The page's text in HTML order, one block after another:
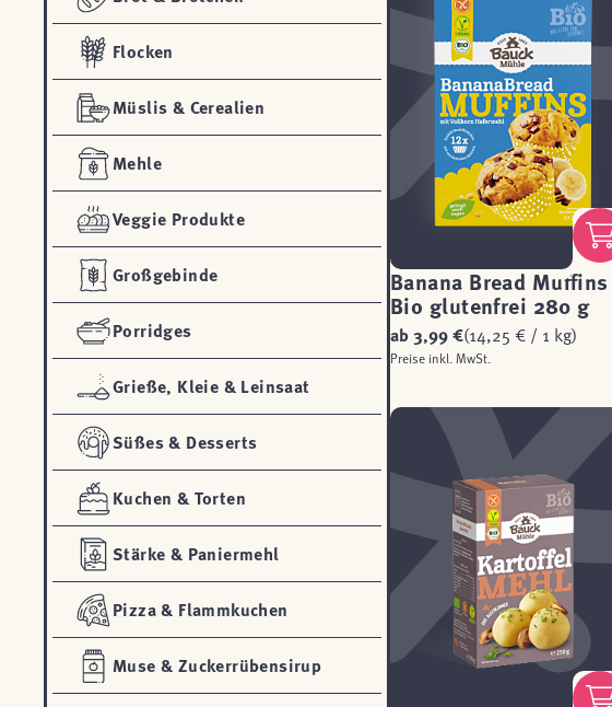
Banana Bread Muffins
Bio glutenfrei 280 g
ab3,99 €(14,25 € / 1 kg)
Preise inkl. MwSt.
Flocken
Müslis & Cerealien
Mehle
Veggie Produkte
Großgebinde
Porridges
Grieße, Kleie & Leinsaat
Süßes & Desserts
Kuchen & Torten
Stärke & Paniermehl
Pizza & Flammkuchen
Muse & Zuckerrübensirup